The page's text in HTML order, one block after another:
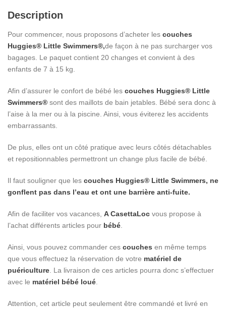
Description
Pour commencer, nous proposons d’acheter les couches
Huggies® Little Swimmers®,de façon à ne pas surcharger vos
bagages. Le paquet contient 20 changes et convient à des
enfants de 7 à 15 kg.
Afin d’assurer le confort de bébé les couches Huggies® Little
Swimmers® sont des maillots de bain jetables. Bébé sera donc à
l’aise à la mer ou à la piscine. Ainsi, vous éviterez les accidents
embarrassants.
De plus, elles ont un côté pratique avec leurs côtés détachables
et repositionnables permettront un change plus facile de bébé.
Il faut souligner que les couches Huggies® Little Swimmers, ne
gonflent pas dans l’eau et ont une barrière anti-fuite.
Afin de faciliter vos vacances, A CasettaLoc vous propose à
l’achat différents articles pour bébé
Ainsi, vous pouvez commander ces couches en même temps
que vous effectuez la réservation de votre matériel de
puériculture . La livraison de ces articles pourra donc s’effectuer
avec le matériel bébé loué
Attention, cet article peut seulement être commandé et livré en